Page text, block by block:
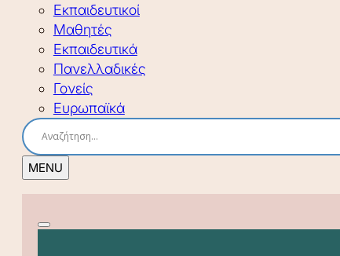
Εκπαιδευτικοί
Μαθητές
Εκπαιδευτικά
Πανελλαδικές
Γονείς
Ευρωπαϊκά